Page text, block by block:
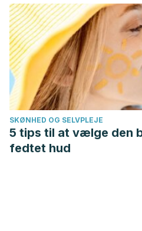
SKØNHED OG SELVPLEJE
5 tips til at vælge den
fedtet hud